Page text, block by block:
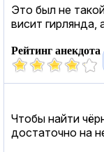
Это был не
висит гирлянда,
Рейтинг анекдота
Чтобы найти
достаточно на